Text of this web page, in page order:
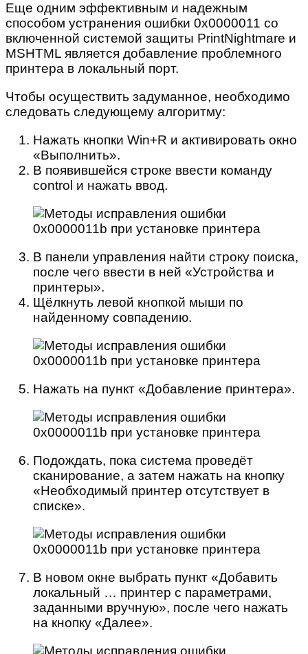
Еще одним эффективным и надежным
способом устранения ошибки 0x0000011 со
включенной системой защиты PrintNightmare и
MSHTML является добавление проблемного
принтера в локальный порт.
Чтобы осуществить задуманное, необходимо
следовать следующему алгоритму:
Нажать кнопки Win+R и активировать окно
«Выполнить».
В появившейся строке ввести команду
control и нажать ввод.
В панели управления найти строку поиска,
после чего ввести в ней «Устройства и
принтеры».
Щёлкнуть левой кнопкой мыши по
найденному совпадению.
Нажать на пункт «Добавление принтера».
Подождать, пока система проведёт
сканирование, а затем нажать на кнопку
«Необходимый принтер отсутствует в
списке».
В новом окне выбрать пункт «Добавить
локальный … принтер с параметрами,
заданными вручную», после чего нажать
на кнопку «Далее».